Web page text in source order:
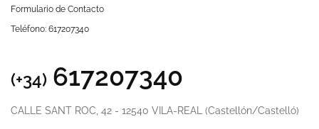
Formulario de Contacto
Teléfono: 617207340
(+34) 617207340
CALLE SANT ROC, 42 - 12540 VILA-REAL (Castellón/Castelló)